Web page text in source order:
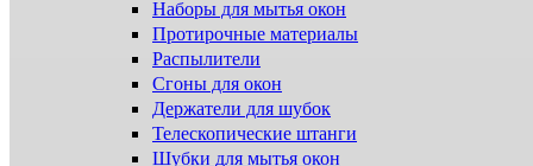
Наборы для мытья окон
Протирочные материалы
Распылители
Сгоны для окон
Держатели для шубок
Телескопические штанги
Шубки для мытья окон